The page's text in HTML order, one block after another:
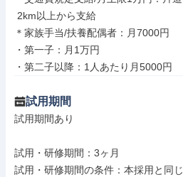
＊家族手当/扶養配偶者：月7000円
・第一子：月1万円
・第二子以降：1人あたり月5000円
試用期間
試用期間あり
試用・研修期間：3ヶ月
試用・研修期間の条件：本採用と同じ